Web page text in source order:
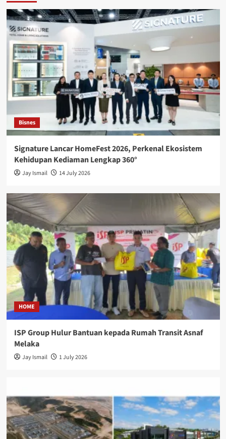
Bisnes
Signature Lancar HomeFest 2026, Perkenal Ekosistem
Kehidupan Kediaman Lengkap 360°
Jay Ismail 14 July 2026
HOME
ISP Group Hulur Bantuan kepada Rumah Transit Asnaf
Melaka
Jay Ismail 1 July 2026